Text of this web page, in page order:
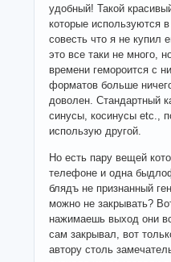
удобный! Такой
которые используются
совесть что я не купил
это все таки не много,
времени гемороится с
форматов больше
доволен. Стандартный
синусы, косинусы etc.,
использую другой.
Но есть пару вещей
телефоне и одна
блядъ не признанный
можно не закрывать?
нажимаешь выход они
сам закрывал, вот
автору столь